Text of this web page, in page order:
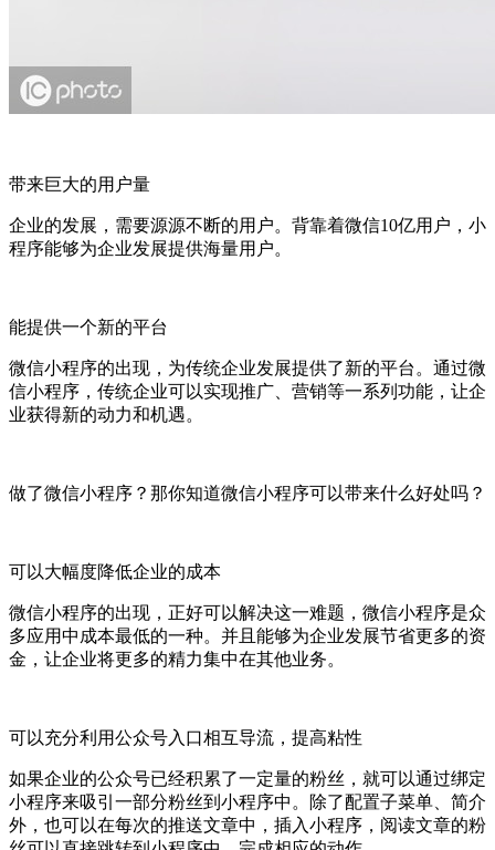
带来巨大的用户量
企业的发展，需要源源不断的用户。背靠着微信10亿用户，小
程序能够为企业发展提供海量用户。
能提供一个新的平台
微信小程序的出现，为传统企业发展提供了新的平台。通过微
信小程序，传统企业可以实现推广、营销等一系列功能，让企
业获得新的动力和机遇。
做了微信小程序？那你知道微信小程序可以带来什么好处吗？
可以大幅度降低企业的成本
微信小程序的出现，正好可以解决这一难题，微信小程序是众
多应用中成本最低的一种。并且能够为企业发展节省更多的资
金，让企业将更多的精力集中在其他业务。
可以充分利用公众号入口相互导流，提高粘性
如果企业的公众号已经积累了一定量的粉丝，就可以通过绑定
小程序来吸引一部分粉丝到小程序中。除了配置子菜单、简介
外，也可以在每次的推送文章中，插入小程序，阅读文章的粉